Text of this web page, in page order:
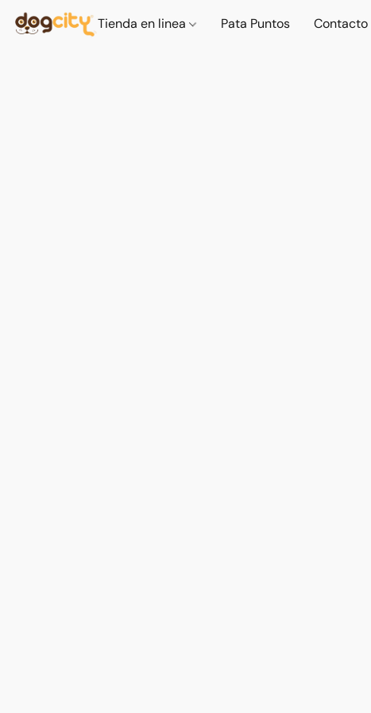
Tienda en linea Pata Puntos Contacto